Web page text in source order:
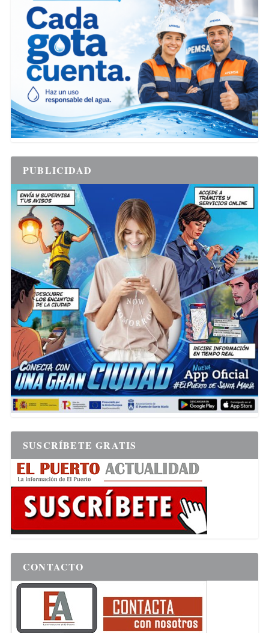
PUBLICIDAD
SUSCRÍBETE GRATIS
CONTACTO